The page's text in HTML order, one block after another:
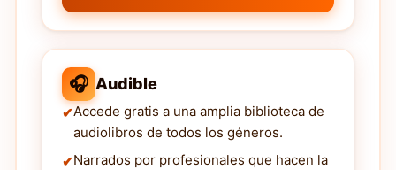
🎧 Audible
Accede gratis a una amplia biblioteca de
audiolibros de todos los géneros.
Narrados por profesionales que hacen la